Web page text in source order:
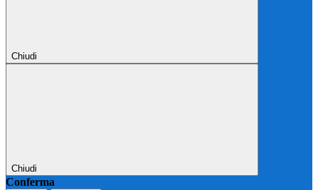
Chiudi
Chiudi
Conferma